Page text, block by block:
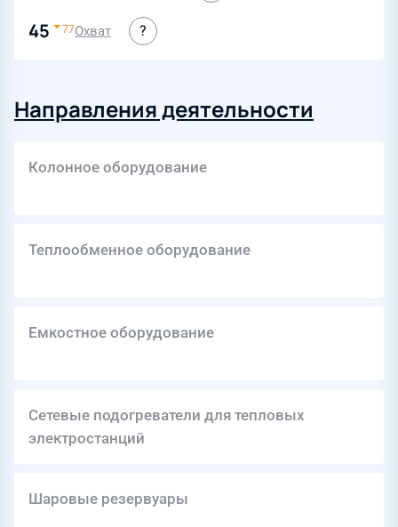
45 77Охват
Направления деятельности
Колонное оборудование
Теплообменное оборудование
Емкостное оборудование
Сетевые подогреватели для тепловых
электростанций
Шаровые резервуары